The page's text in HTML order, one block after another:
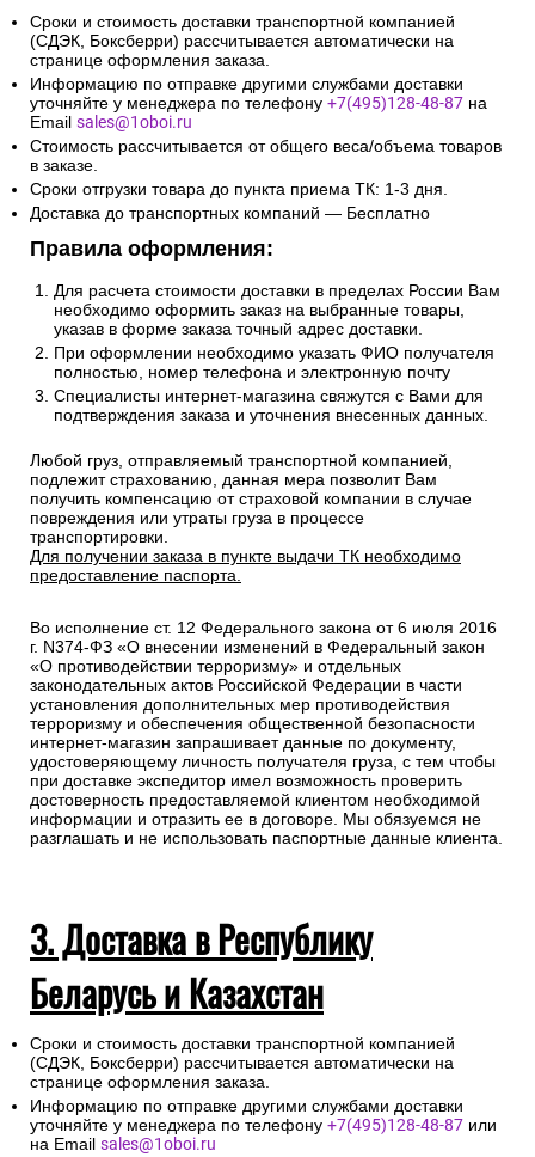
Сроки и стоимость доставки транспортной компанией
(СДЭК, Боксберри) рассчитывается автоматически на
странице оформления заказа.
Информацию по отправке другими службами доставки
уточняйте у менеджера по телефону +7(495)128-48-87 на
Email sales@1oboi.ru
Стоимость рассчитывается от общего веса/объема товаров
в заказе.
Сроки отгрузки товара до пункта приема ТК: 1-3 дня.
Доставка до транспортных компаний — Бесплатно
Правила оформления:
Для расчета стоимости доставки в пределах России Вам
необходимо оформить заказ на выбранные товары,
указав в форме заказа точный адрес доставки.
При оформлении необходимо указать ФИО получателя
полностью, номер телефона и электронную почту
Специалисты интернет-магазина свяжутся с Вами для
подтверждения заказа и уточнения внесенных данных.
Любой груз, отправляемый транспортной компанией,
подлежит страхованию, данная мера позволит Вам
получить компенсацию от страховой компании в случае
повреждения или утраты груза в процессе
транспортировки.
Для получении заказа в пункте выдачи ТК необходимо
предоставление паспорта.
Во исполнение ст. 12 Федерального закона от 6 июля 2016
г. N374-ФЗ «О внесении изменений в Федеральный закон
«О противодействии терроризму» и отдельных
законодательных актов Российской Федерации в части
установления дополнительных мер противодействия
терроризму и обеспечения общественной безопасности
интернет-магазин запрашивает данные по документу,
удостоверяющему личность получателя груза, с тем чтобы
при доставке экспедитор имел возможность проверить
достоверность предоставляемой клиентом необходимой
информации и отразить ее в договоре. Мы обязуемся не
разглашать и не использовать паспортные данные клиента.
3. Доставка в Республику
Беларусь и Казахстан
Сроки и стоимость доставки транспортной компанией
(СДЭК, Боксберри) рассчитывается автоматически на
странице оформления заказа.
Информацию по отправке другими службами доставки
уточняйте у менеджера по телефону +7(495)128-48-87 или
на Email sales@1oboi.ru